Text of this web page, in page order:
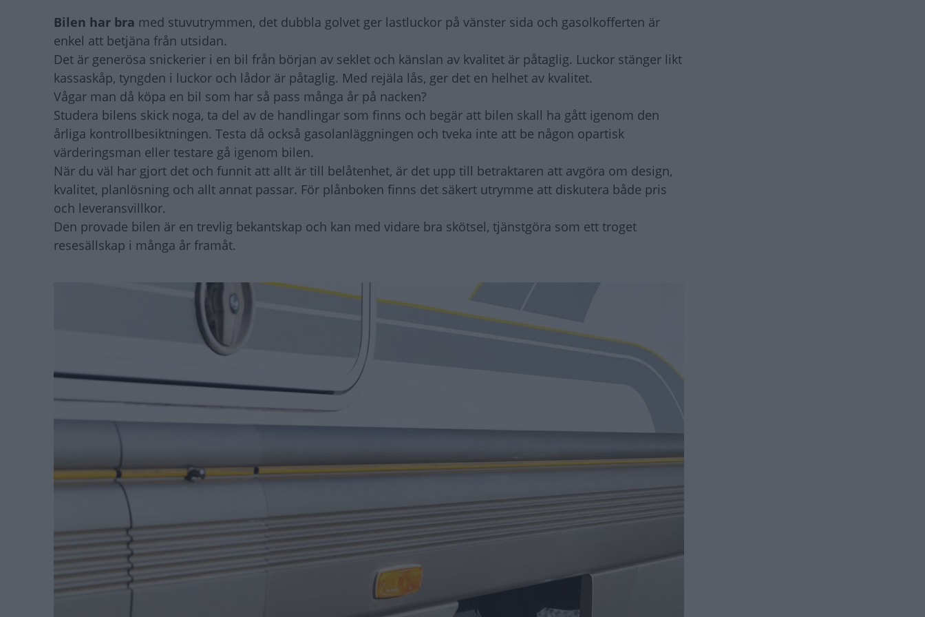
Bilen har bra med stuvutrymmen, det dubbla golvet ger lastluckor på vänster sida och gasolkofferten är
enkel att betjäna från utsidan.
Det är generösa snickerier i en bil från början av seklet och känslan av kvalitet är påtaglig. Luckor stänger likt
kassaskåp, tyngden i luckor och lådor är påtaglig. Med rejäla lås, ger det en helhet av kvalitet.
Vågar man då köpa en bil som har så pass många år på nacken?
Studera bilens skick noga, ta del av de handlingar som finns och begär att bilen skall ha gått igenom den
årliga kontrollbesiktningen. Testa då också gasolanläggningen och tveka inte att be någon opartisk
värderingsman eller testare gå igenom bilen.
När du väl har gjort det och funnit att allt är till belåtenhet, är det upp till betraktaren att avgöra om design,
kvalitet, planlösning och allt annat passar. För plånboken finns det säkert utrymme att diskutera både pris
och leveransvillkor.
Den provade bilen är en trevlig bekantskap och kan med vidare bra skötsel, tjänstgöra som ett troget
resesällskap i många år framåt.